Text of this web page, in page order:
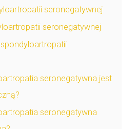
seronegatywnej
seronegatywnej
seronegatywna jest
seronegatywna